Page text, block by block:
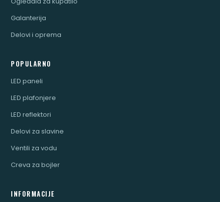
Galanterija
Delovi i oprema
POPULARNO
LED paneli
LED plafonjere
LED reflektori
Delovi za slavine
Ventili za vodu
Creva za bojler
INFORMACIJE